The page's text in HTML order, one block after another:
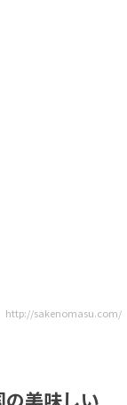
http://sakenomasu.com/